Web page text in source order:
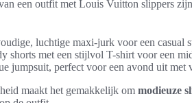
een outfit met Louis Vuitton slippers
luchtige maxi-jurk voor een casual
shorts met een stijlvol T-shirt voor een
jumpsuit, perfect voor een avond uit met
maakt het gemakkelijk om modieuze